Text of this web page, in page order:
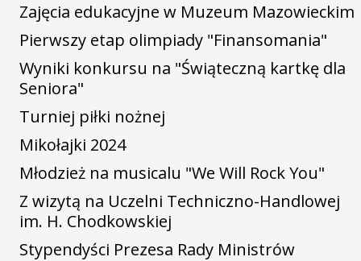
Zajęcia edukacyjne w Muzeum Mazowieckim
Pierwszy etap olimpiady "Finansomania"
Wyniki konkursu na "Świąteczną kartkę dla
Seniora"
Turniej piłki nożnej
Mikołajki 2024
Młodzież na musicalu "We Will Rock You"
Z wizytą na Uczelni Techniczno-Handlowej
im. H. Chodkowskiej
Stypendyści Prezesa Rady Ministrów